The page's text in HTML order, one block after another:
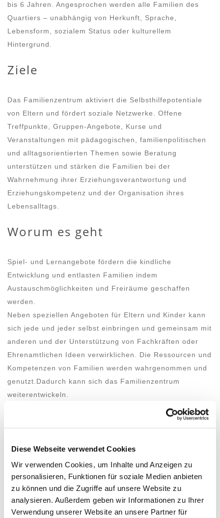
Diese Webseite verwendet Cookies
Wir verwenden Cookies, um Inhalte und Anzeigen zu
personalisieren, Funktionen für soziale Medien anbieten
zu können und die Zugriffe auf unsere Website zu
analysieren. Außerdem geben wir Informationen zu Ihrer
Verwendung unserer Website an unsere Partner für
bis 6 Jahren. Angesprochen werden alle Familien des
Quartiers – unabhängig von Herkunft, Sprache,
Lebensform, sozialem Status oder kulturellem
Hintergrund.
Ziele
Das Familienzentrum aktiviert die Selbsthilfepotentiale
von Eltern und fördert soziale Netzwerke. Offene
Treffpunkte, Gruppen-Angebote, Kurse und
Veranstaltungen mit pädagogischen, familienpolitischen
und alltagsorientierten Themen sowie Beratung
unterstützen und stärken die Familien bei der
Wahrnehmung ihrer Erziehungsverantwortung und
Erziehungskompetenz und der Organisation ihres
Lebensalltags.
Worum es geht
Spiel- und Lernangebote fördern die kindliche
Entwicklung und entlasten Familien indem
Austauschmöglichkeiten und Freiräume geschaffen
werden.
Neben speziellen Angeboten für Eltern und Kinder kann
sich jede und jeder selbst einbringen und gemeinsam mit
anderen und der Unterstützung von Fachkräften oder
Ehrenamtlichen Ideen verwirklichen. Die Ressourcen und
Kompetenzen von Familien werden wahrgenommen und
genutzt.Dadurch kann sich das Familienzentrum
weiterentwickeln.
Selbstorganisationspotentiale sowie der gegenseitigen
Müttern und Alleinerziehenden entgegenwirken, die
Lebenssituation von Familien verbessern sowie die
Gesellschaft für die Belange von Familien sensibilisieren.